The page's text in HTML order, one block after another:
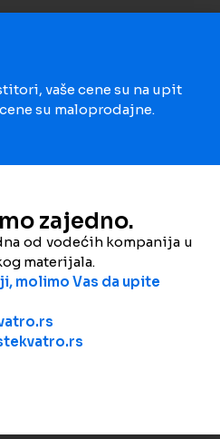
Klima Blok 25 ZORKA
Klima Blok 30 ZORKA
vaše cene su na upit
su maloprodajne.
zajedno.
od vodećih kompanija u
materijala.
molimo Vas da upite